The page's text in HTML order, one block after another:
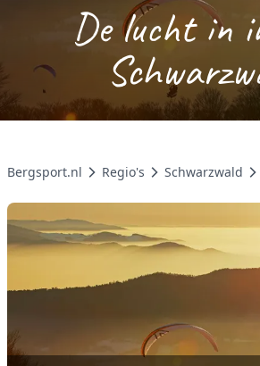
De lucht in
Bergsport.nl Regio's Schwarzwald